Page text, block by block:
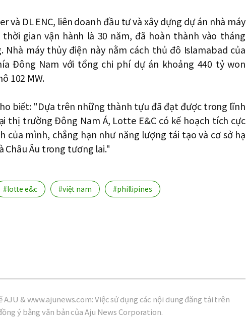
và DL ENC, liên doanh đầu tư và xây dựng dự án nhà máy
gian vận hành là 30 năm, đã hoàn thành vào tháng
Nhà máy thủy điện này nằm cách thủ đô Islamabad của
Đông Nam với tổng chi phí dự án khoảng 440 tỷ won
102 MW.
biết: "Dựa trên những thành tựu đã đạt được trong lĩnh
thị trường Đông Nam Á, Lotte E&C có kế hoạch tích cực
của mình, chẳng hạn như năng lượng tái tạo và cơ sở hạ
Âu trong tương lai."
#lotte e&c #việt nam #phillipines
& www.ajunews.com: Việc sử dụng các nội dung đăng tải trên
ý bằng văn bản của Aju News Corporation.